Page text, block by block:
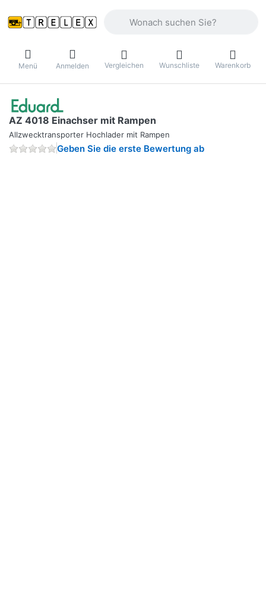
Menü Anmelden Vergleichen Wunschliste Warenkorb
AZ 4018 Einachser mit Rampen
Allzwecktransporter Hochlader mit Rampen
Geben Sie die erste Bewertung ab